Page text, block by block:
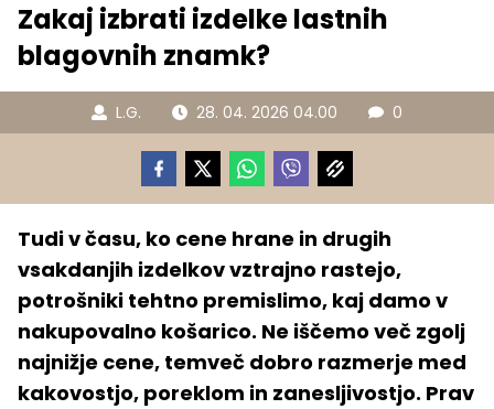
Zakaj izbrati izdelke lastnih
blagovnih znamk?
L.G. 28. 04. 2026 04.00 0
Tudi v času, ko cene hrane in drugih
vsakdanjih izdelkov vztrajno rastejo,
potrošniki tehtno premislimo, kaj damo v
nakupovalno košarico. Ne iščemo več zgolj
najnižje cene, temveč dobro razmerje med
kakovostjo, poreklom in zanesljivostjo. Prav